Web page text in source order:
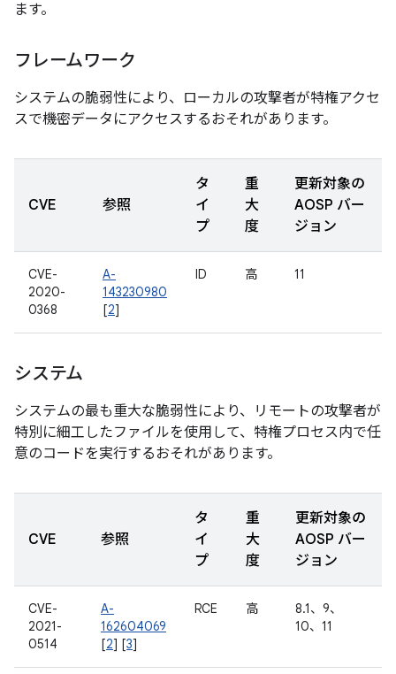
ます。
フレームワーク
システムの脆弱性により、ローカルの攻撃者が特権アクセ
スで機密データにアクセスするおそれがあります。
CVE 参照
タ
イ
プ
重
大
度
更新対象の
AOSP バー
ジョン
CVE-
2020-
0368
A-
143230980
[2]
ID 高 11
システム
システムの最も重大な脆弱性により、リモートの攻撃者が
特別に細工したファイルを使用して、特権プロセス内で任
意のコードを実行するおそれがあります。
CVE 参照
タ
イ
プ
重
大
度
更新対象の
AOSP バー
ジョン
CVE-
2021-
0514
A-
162604069
[2] [3]
RCE 高
8.1、9、
10、11